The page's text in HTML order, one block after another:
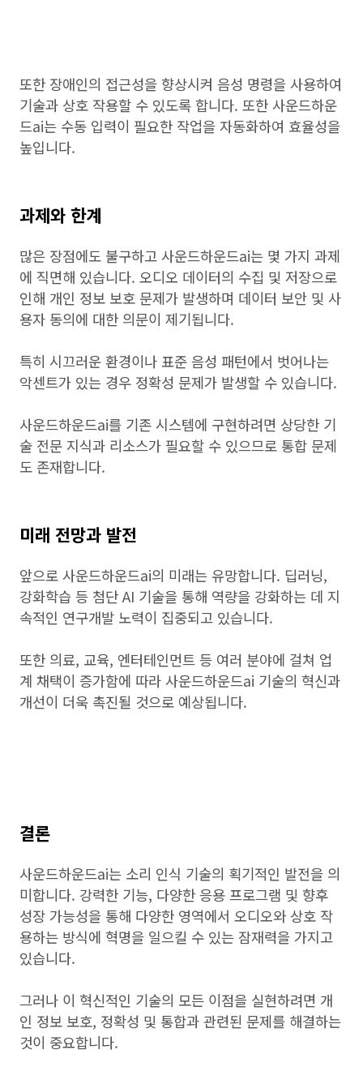
또한 장애인의 접근성을 향상시켜 음성 명령을 사용하여
기술과 상호 작용할 수 있도록 합니다. 또한 사운드하운
드ai는 수동 입력이 필요한 작업을 자동화하여 효율성을
높입니다.
과제와 한계
많은 장점에도 불구하고 사운드하운드ai는 몇 가지 과제
에 직면해 있습니다. 오디오 데이터의 수집 및 저장으로
인해 개인 정보 보호 문제가 발생하며 데이터 보안 및 사
용자 동의에 대한 의문이 제기됩니다.
특히 시끄러운 환경이나 표준 음성 패턴에서 벗어나는
악센트가 있는 경우 정확성 문제가 발생할 수 있습니다.
사운드하운드ai를 기존 시스템에 구현하려면 상당한 기
술 전문 지식과 리소스가 필요할 수 있으므로 통합 문제
도 존재합니다.
미래 전망과 발전
앞으로 사운드하운드ai의 미래는 유망합니다. 딥러닝,
강화학습 등 첨단 AI 기술을 통해 역량을 강화하는 데 지
속적인 연구개발 노력이 집중되고 있습니다.
또한 의료, 교육, 엔터테인먼트 등 여러 분야에 걸쳐 업
계 채택이 증가함에 따라 사운드하운드ai 기술의 혁신과
개선이 더욱 촉진될 것으로 예상됩니다.
결론
사운드하운드ai는 소리 인식 기술의 획기적인 발전을 의
미합니다. 강력한 기능, 다양한 응용 프로그램 및 향후
성장 가능성을 통해 다양한 영역에서 오디오와 상호 작
용하는 방식에 혁명을 일으킬 수 있는 잠재력을 가지고
있습니다.
그러나 이 혁신적인 기술의 모든 이점을 실현하려면 개
인 정보 보호, 정확성 및 통합과 관련된 문제를 해결하는
것이 중요합니다.